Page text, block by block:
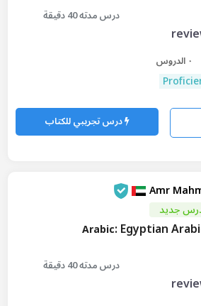
درس مدته 40 دقيقة
٠ الدروس
درس تجريبي للكتاب
Amr
جديد
Arabic: Egyptian
درس مدته 40 دقيقة